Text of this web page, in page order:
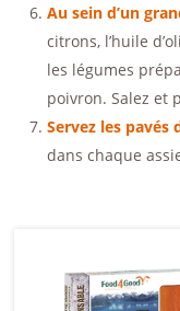
Au sein d’un
citrons, l’huile
les légumes
poivron. Salez et
Servez les pavés
dans chaque